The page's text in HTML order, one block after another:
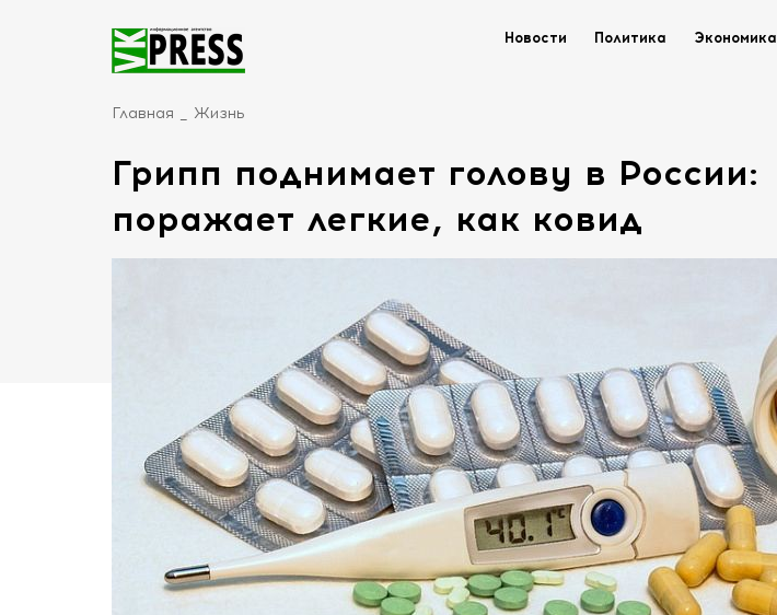
Новости Политика Экономика
Главная Жизнь
Грипп поднимает голову в России:
поражает легкие, как ковид